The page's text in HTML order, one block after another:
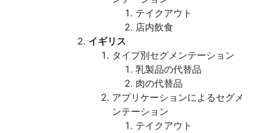
テイクアウト
店内飲食
イギリス
タイプ別セグメンテーション
乳製品の代替品
肉の代替品
アプリケーションによるセグメ
ンテーション
テイクアウト